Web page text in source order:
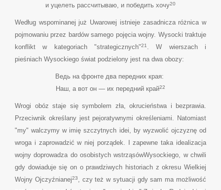
и уцелеть рассчитываю, и победить хочу20
Według wspominanej już Uwarowej istnieje zasadnicza różnica w
pojmowaniu przez bardów samego pojęcia wojny. Wysocki traktuje
konflikt w kategoriach "strategicznych"21 . W wierszach i
pieśniach Wysockiego świat podzielony jest na dwa obozy:
Ведь на фронте два передних края:
Наш, а вот он — их передний край22
Wrogi obóz staje się symbolem zła, okrucieństwa i bezprawia.
Przeciwnik określany jest pejoratywnymi określeniami. Natomiast
"my" walczymy w imię szczytnych idei, by wyzwolić ojczyznę od
wroga i zaprowadzić w niej porządek. I zapewne taka idealizacja
wojny doprowadza do osobistych wstrząsówWysockiego, w chwili
gdy dowiaduje się on o prawdziwych historiach z okresu Wielkiej
Wojny Ojczyźnianej23, czy też w sytuacji gdy sam ma możliwość